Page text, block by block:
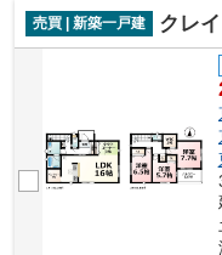
売買 | 新築一戸建
クレイド